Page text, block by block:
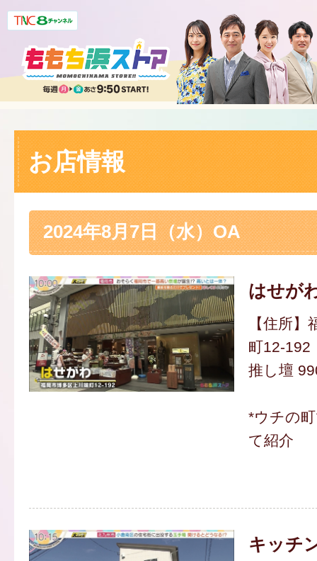
お店情報
2024年8月7日（水）OA
はせが
【住所
町12-192
推し壇
*ウチの
て紹介
キッチ